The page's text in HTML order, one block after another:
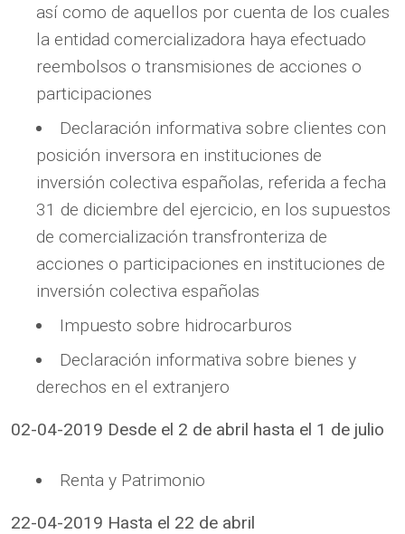
así como de aquellos por cuenta de los cuales
la entidad comercializadora haya efectuado
reembolsos o transmisiones de acciones o
participaciones
Declaración informativa sobre clientes con
posición inversora en instituciones de
inversión colectiva españolas, referida a fecha
31 de diciembre del ejercicio, en los supuestos
de comercialización transfronteriza de
acciones o participaciones en instituciones de
inversión colectiva españolas
Impuesto sobre hidrocarburos
Declaración informativa sobre bienes y
derechos en el extranjero
02-04-2019 Desde el 2 de abril hasta el 1 de julio
Renta y Patrimonio
22-04-2019 Hasta el 22 de abril